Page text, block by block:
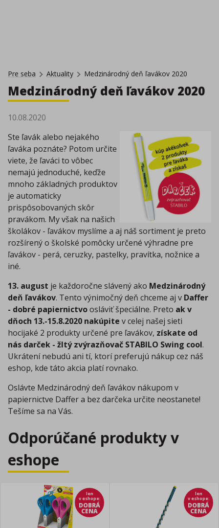
Pre seba Aktuality Medzinárodný deň ľavákov 2020
Medzinárodný deň ľavákov 2020
10.08.2020
Ste ľavák alebo nejakého
ľaváka poznáte? Potom určite
viete, že ľaváci to vôbec
nemajú jednoduché, keďže
mnoho základných produktov
je automaticky
prispôsobovaných skôr
pravákom. My však na našich
školákov - ľavákov myslíme a aj náš sortiment je preto
rozšírený o školské pomôcky určené výhradne pre
ľavákov - perá, ceruzky, pastelky, pravítka, nožnice a
iné.
13. august je každoročne slávený ako Medzinárodný
deň ľavákov. Tento výnimočný deň chceme aj v Daffer
- dobré papiernictvoosláviť špeciálne. Preto ak v
dňoch 13.-15.8.2020 nakúpite v celej našej sieti
hocijaké 2 produkty určené pre ľavákov, získate od
nás darček - žltý zvýrazňovač STABILO Swing cool.
Ukrátení nebudú ani tí, ktorí preferujú nákup cez náš
eshop, kde táto akcia platí rovnako.
Oslávte Medzinárodný deň ľavákov nákupom v
papiernictve Daffer a bez darčeka určite neostanete!
Tešíme sa na Vás.
Odporúčané produkty v
eshope
len
v eshope:
DOBRÁ
CENA
len
v eshope:
DOBRÁ
CENA